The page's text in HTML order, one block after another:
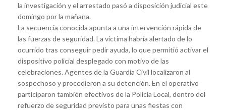
la investigación y el arrestado pasó a disposición judicial este
domingo por la mañana.
La secuencia conocida apunta a una intervención rápida de
las fuerzas de seguridad. La víctima habría alertado de lo
ocurrido tras conseguir pedir ayuda, lo que permitió activar el
dispositivo policial desplegado con motivo de las
celebraciones. Agentes de la Guardia Civil localizaron al
sospechoso y procedieron a su detención. En el operativo
participaron también efectivos de la Policía Local, dentro del
refuerzo de seguridad previsto para unas fiestas con